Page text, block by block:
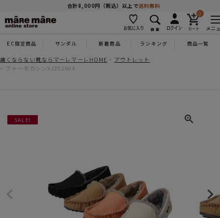
合計8,000円（税込）以上で送料無料
0
メニ
EC限定商品 サンダル 新着商品 ランキング 商品一覧
痛くならない靴ならマーレマーレHOME
アウトレット
ファーモカシンXJ252604
SALE!
商品を探す
人気ワード #コンフォート #パンプス #スニーカー
カテゴリー